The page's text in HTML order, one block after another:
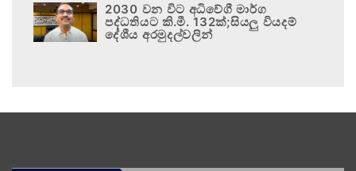
2030 වන විට අධිවේගී මාර්ග
පද්ධතියට කි.මී. 132ක්;සියලු වියදම්
දේශීය අරමුදල්වලින්